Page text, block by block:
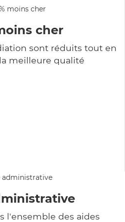
cher
sont réduits tout en
meilleure qualité
l'ensemble des aides